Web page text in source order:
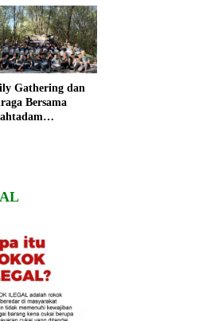
Gathering dan
Bersama